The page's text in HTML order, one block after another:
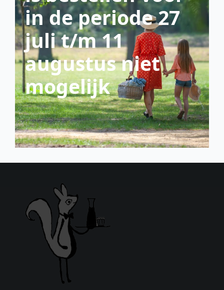
scroll down
in de periode 27
juli t/m 11
augustus niet
mogelijk